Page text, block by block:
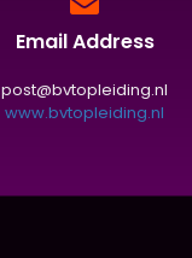
Email Address
post@bvtopleiding.nl
www.bvtopleiding.nl